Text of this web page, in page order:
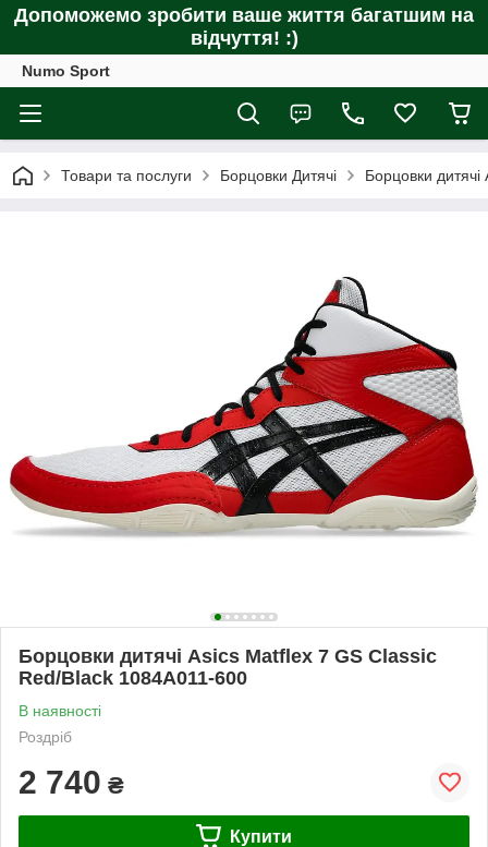
Допоможемо зробити ваше життя багатшим на
відчуття! :)
Numo Sport
Товари та послуги Борцовки Дитячі Борцовки
Борцовки дитячі Asics Matflex 7 GS Classic
Red/Black 1084A011-600
В наявності
Роздріб
2 740 ₴
Купити